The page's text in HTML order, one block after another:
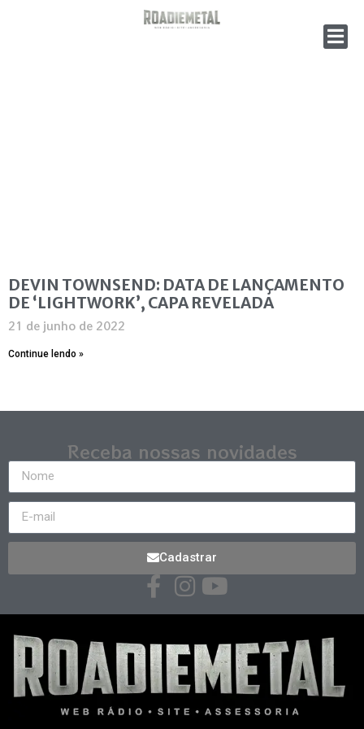
DEVIN TOWNSEND: DATA DE LANÇAMENTO
DE ‘LIGHTWORK’, CAPA REVELADA
21 de junho de 2022
Continue lendo »
Receba nossas novidades
Cadastrar